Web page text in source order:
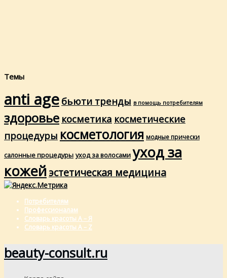
Темы
anti age бьюти тренды в помощь потребителям
здоровье косметика косметические
процедуры косметология модные прически
салонные процедуры уход за волосами уход за
кожейэстетическая медицина
Потребителям
Профессионалам
Словарь красоты А – Я
Словарь красоты A – Z
beauty-consult.ru